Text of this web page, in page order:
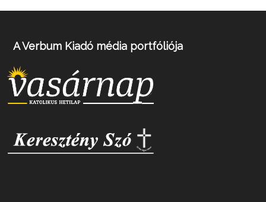
A Verbum Kiadó média portfóliója